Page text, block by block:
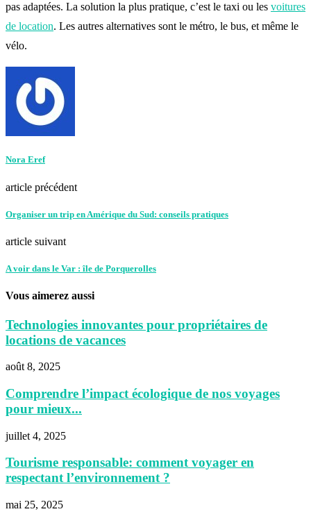
pas adaptées. La solution la plus pratique, c’est le taxi ou les voitures
de location. Les autres alternatives sont le métro, le bus, et même le
vélo.
Nora Eref
article précédent
Organiser un trip en Amérique du Sud: conseils pratiques
article suivant
A voir dans le Var : île de Porquerolles
Vous aimerez aussi
Technologies innovantes pour propriétaires de
locations de vacances
août 8, 2025
Comprendre l’impact écologique de nos voyages
pour mieux...
juillet 4, 2025
Tourisme responsable: comment voyager en
respectant l’environnement ?
mai 25, 2025